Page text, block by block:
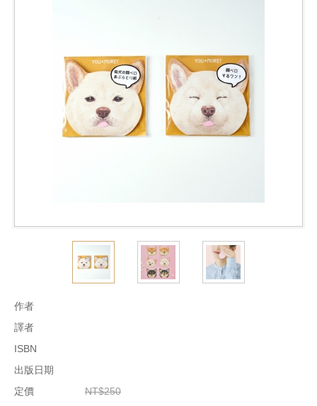
作者
譯者
ISBN
出版日期
定價
NT$250